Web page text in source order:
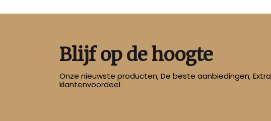
Blijf op de hoogte
Onze nieuwste producten, De beste aanbiedingen, Extra
klantenvoordeel